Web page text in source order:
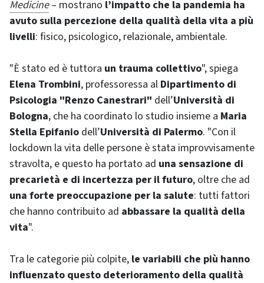
Medicine– mostrano l’impatto che la pandemia ha
avuto sulla percezione della qualità della vita a più
livelli: fisico, psicologico, relazionale, ambientale.
"È stato ed è tuttora un trauma collettivo", spiega
Elena Trombini, professoressa al Dipartimento di
Psicologia "Renzo Canestrari" dell’Università di
Bologna, che ha coordinato lo studio insieme a Maria
Stella Epifanio dell’Università di Palermo. "Con il
lockdown la vita delle persone è stata improvvisamente
stravolta, e questo ha portato ad una sensazione di
precarietà e di incertezza per il futuro, oltre che ad
una forte preoccupazione per la salute: tutti fattori
che hanno contribuito ad abbassare la qualità della
vita".
Tra le categorie più colpite, le variabili che più hanno
influenzato questo deterioramento della qualità